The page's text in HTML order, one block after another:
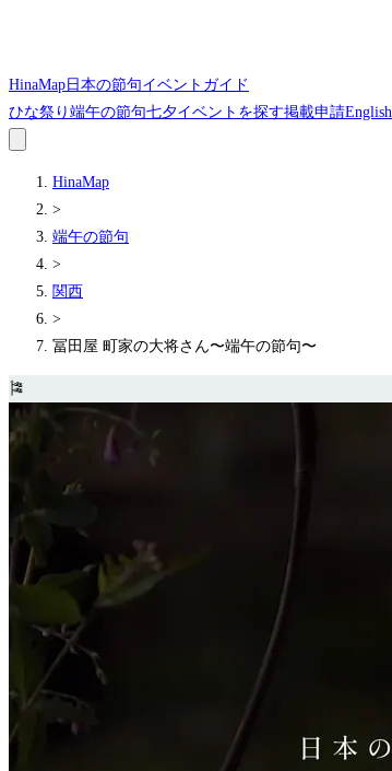
HinaMap 日本の節句イベントガイド
ひな祭り 端午の節句七夕イベントを探す掲載申請English
HinaMap
>
端午の節句
>
関西
>
冨田屋 町家の大将さん〜端午の節句〜
🎏